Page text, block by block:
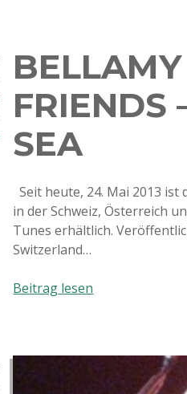
FRIENDS
SEA
Seit heute, 24. Mai 2013 ist
in der Schweiz, Österreich
Tunes erhältlich.
Switzerland…
Beitrag lesen